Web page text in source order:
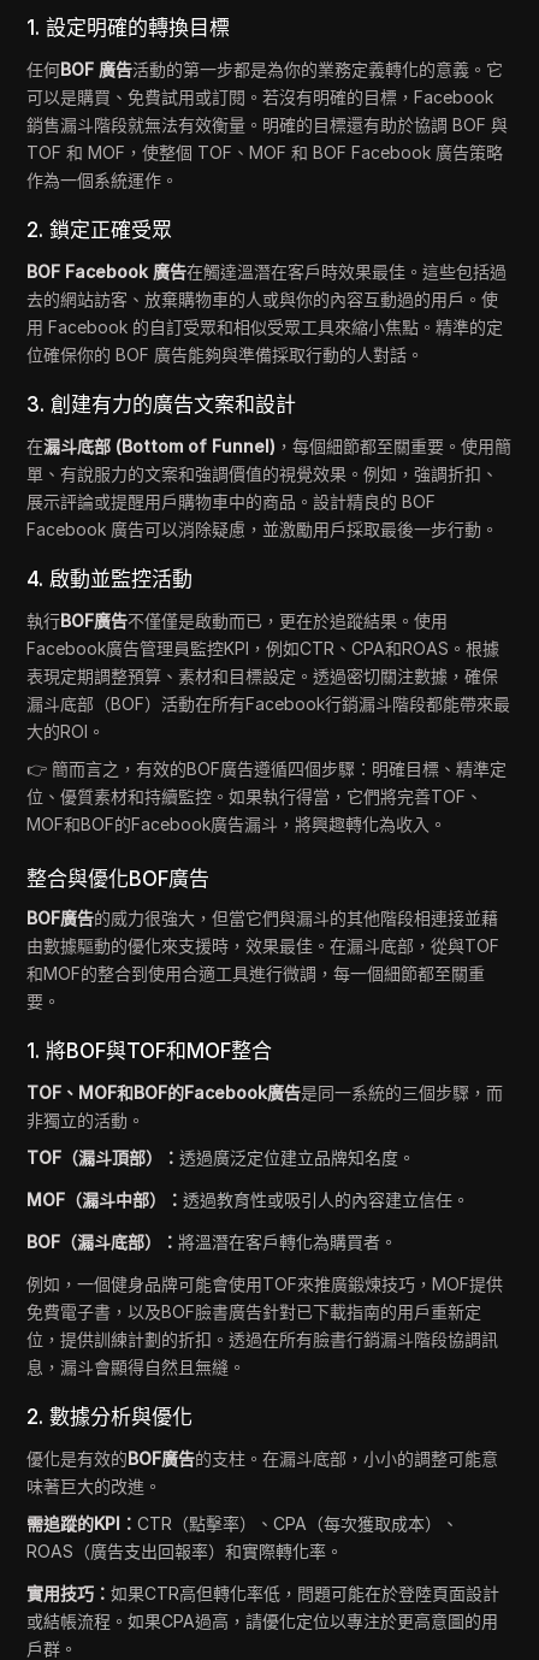
1. 設定明確的轉換目標
任何BOF 廣告活動的第一步都是為你的業務定義轉化的意義。它
可以是購買、免費試用或訂閱。若沒有明確的目標，Facebook
銷售漏斗階段就無法有效衡量。明確的目標還有助於協調 BOF 與
TOF 和 MOF，使整個 TOF、MOF 和 BOF Facebook 廣告策略
作為一個系統運作。
2. 鎖定正確受眾
BOF Facebook 廣告在觸達溫潛在客戶時效果最佳。這些包括過
去的網站訪客、放棄購物車的人或與你的內容互動過的用戶。使
用 Facebook 的自訂受眾和相似受眾工具來縮小焦點。精準的定
位確保你的 BOF 廣告能夠與準備採取行動的人對話。
3. 創建有力的廣告文案和設計
在漏斗底部 (Bottom of Funnel) ，每個細節都至關重要。使用簡
單、有說服力的文案和強調價值的視覺效果。例如，強調折扣、
展示評論或提醒用戶購物車中的商品。設計精良的 BOF
Facebook 廣告可以消除疑慮，並激勵用戶採取最後一步行動。
4. 啟動並監控活動
執行BOF廣告不僅僅是啟動而已，更在於追蹤結果。使用
Facebook廣告管理員監控KPI，例如CTR、CPA和ROAS。根據
表現定期調整預算、素材和目標設定。透過密切關注數據，確保
漏斗底部（BOF）活動在所有Facebook行銷漏斗階段都能帶來最
大的ROI。
👉 簡而言之，有效的BOF廣告遵循四個步驟：明確目標、精準定
位、優質素材和持續監控。如果執行得當，它們將完善TOF、
MOF和BOF的Facebook廣告漏斗，將興趣轉化為收入。
整合與優化BOF廣告
BOF廣告的威力很強大，但當它們與漏斗的其他階段相連接並藉
由數據驅動的優化來支援時，效果最佳。在漏斗底部，從與TOF
和MOF的整合到使用合適工具進行微調，每一個細節都至關重
要。
1. 將BOF與TOF和MOF整合
TOF、MOF和BOF的Facebook廣告是同一系統的三個步驟，而
非獨立的活動。
TOF（漏斗頂部）：透過廣泛定位建立品牌知名度。
MOF（漏斗中部）：透過教育性或吸引人的內容建立信任。
BOF（漏斗底部）：將溫潛在客戶轉化為購買者。
例如，一個健身品牌可能會使用TOF來推廣鍛煉技巧，MOF提供
免費電子書，以及BOF臉書廣告針對已下載指南的用戶重新定
位，提供訓練計劃的折扣。透過在所有臉書行銷漏斗階段協調訊
息，漏斗會顯得自然且無縫。
2. 數據分析與優化
優化是有效的BOF廣告的支柱。在漏斗底部，小小的調整可能意
味著巨大的改進。
需追蹤的KPI：CTR（點擊率）、CPA（每次獲取成本）、
ROAS（廣告支出回報率）和實際轉化率。
實用技巧：如果CTR高但轉化率低，問題可能在於登陸頁面設計
或結帳流程。如果CPA過高，請優化定位以專注於更高意圖的用
戶群。